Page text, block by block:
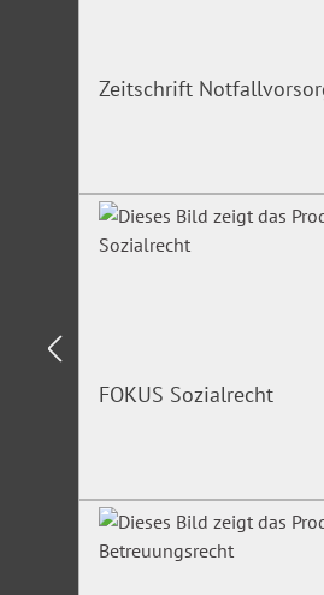
Zeitschrift
FOKUS Sozialrecht